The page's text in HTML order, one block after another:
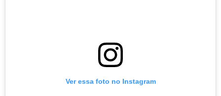
Ver essa foto no Instagram